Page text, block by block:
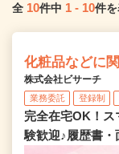
全 10件中 1 - 10件
化粧品などに
株式会社ビサーチ
業務委託 登録制
完全在宅OK！ス
験歓迎♪履歴書